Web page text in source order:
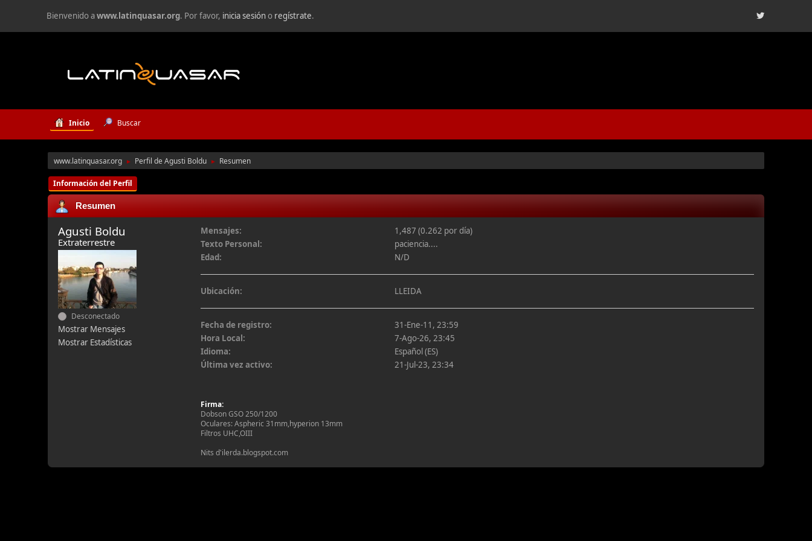
Bienvenido awww.latinquasar.org. Por favor, inicia sesióno regístrate.
Inicio Buscar
www.latinquasar.org ► Perfil de Agusti Boldu ► Resumen
Información del Perfil
Resumen
Agusti Boldu
Extraterrestre
Desconectado
Mostrar Mensajes
Mostrar Estadísticas
Mensajes:
1,487 (0.262 por día)
Texto Personal:
paciencia....
Edad:
N/D
Ubicación: LLEIDA
Fecha de registro:
31-Ene-11, 23:59
Hora Local:
7-Ago-26, 23:45
Idioma:
Español (ES)
Última vez activo:
21-Jul-23, 23:34
Firma:
Dobson GSO 250/1200
Oculares: Aspheric 31mm,hyperion 13mm
Filtros UHC,OIII
Nits d'ilerda.blogspot.com